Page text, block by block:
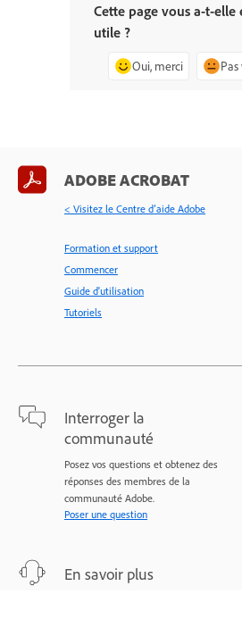
Cette page vous a-t-elle
utile ?
Oui, merci
ADOBE ACROBAT
< Visitez le Centre d’aide Adobe
Formation et support
Commencer
Guide d'utilisation
Tutoriels
Interroger la
communauté
Posez vos questions et obtenez des
réponses des membres de la
communauté Adobe.
Poser une question
En savoir plus